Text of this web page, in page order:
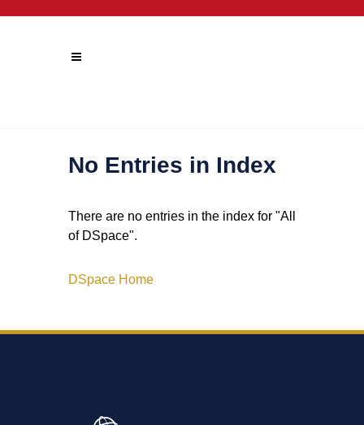
No Entries in Index
There are no entries in the index for "All
of DSpace".
DSpace Home